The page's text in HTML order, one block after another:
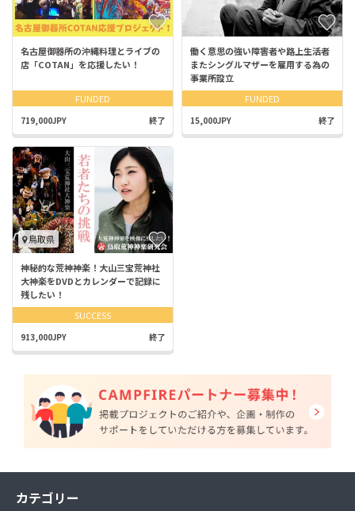
名古屋御器所の沖縄料理とライブの
店「COTAN」を応援したい！
FUNDED
719,000JPY 終了
働く意思の強い障害者や路上生活者
またシングルマザーを雇用する為の
事業所設立
FUNDED
15,000JPY 終了
鳥取県
神秘的な荒神神楽！大山三宝荒神社
大神楽をDVDとカレンダーで記録に
残したい！
SUCCESS
913,000JPY 終了
カテゴリー